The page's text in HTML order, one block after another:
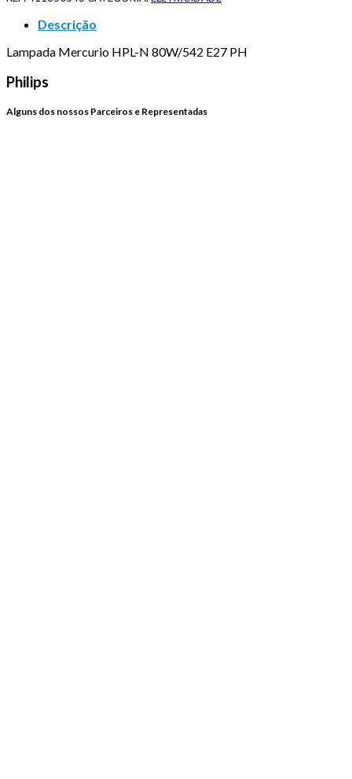
Descrição
Lampada Mercurio HPL-N 80W/542 E27 PH
Philips
Alguns dos nossos Parceiros e Representadas